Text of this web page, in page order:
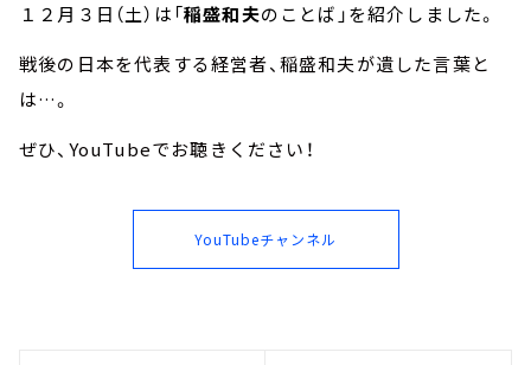
１２月３日（土）は「稲盛和夫のことば」を紹介しました。
戦後の日本を代表する経営者、稲盛和夫が遺した言葉と
は…。
ぜひ、YouTubeでお聴きください！
YouTubeチャンネル